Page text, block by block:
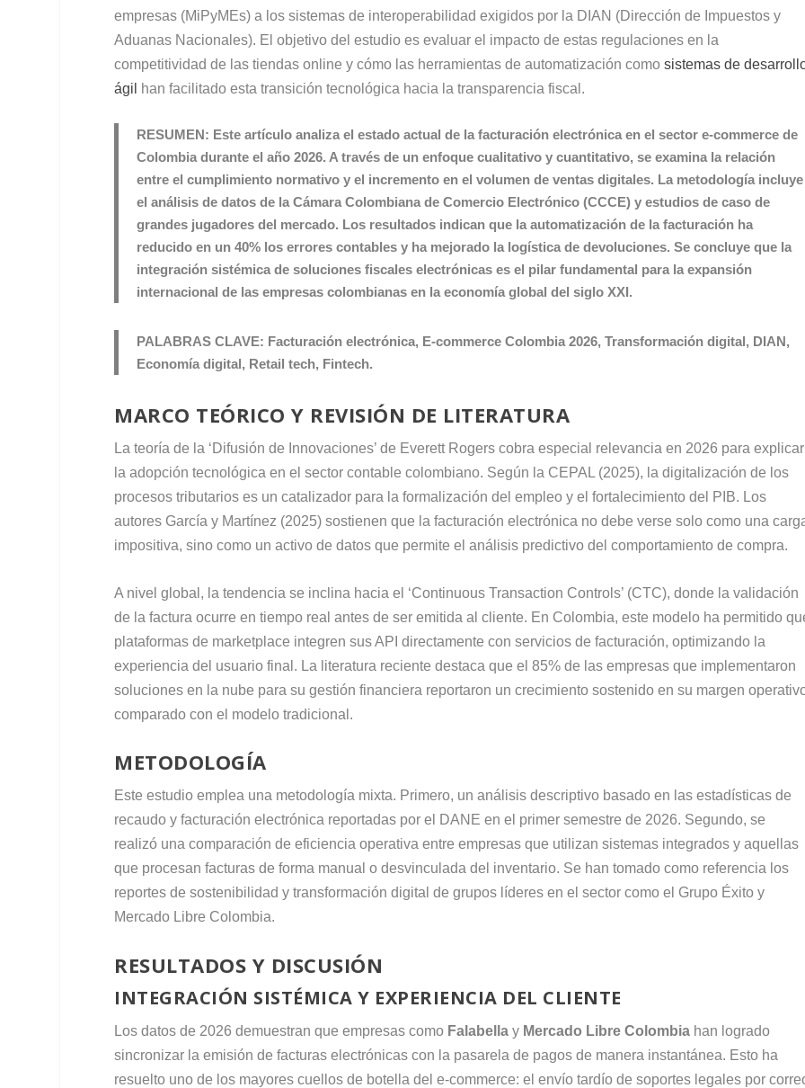
empresas (MiPyMEs) a los sistemas de interoperabilidad exigidos por la DIAN (Dirección de Impuestos y
Aduanas Nacionales). El objetivo del estudio es evaluar el impacto de estas regulaciones en la
competitividad de las tiendas online y cómo las herramientas de automatización comosistemas de
ágil
han facilitado esta transición tecnológica hacia la transparencia fiscal.
RESUMEN: Este artículo analiza el estado actual de la facturación electrónica en el sector e-commerce de
Colombia durante el año 2026. A través de un enfoque cualitativo y cuantitativo, se examina la relación
entre el cumplimiento normativo y el incremento en el volumen de ventas digitales. La metodología incluye
el análisis de datos de la Cámara Colombiana de Comercio Electrónico (CCCE) y estudios de caso de
grandes jugadores del mercado. Los resultados indican que la automatización de la facturación ha
reducido en un 40% los errores contables y ha mejorado la logística de devoluciones. Se concluye que la
integración sistémica de soluciones fiscales electrónicas es el pilar fundamental para la expansión
internacional de las empresas colombianas en la economía global del siglo XXI.
PALABRAS CLAVE: Facturación electrónica, E-commerce Colombia 2026, Transformación digital, DIAN,
Economía digital, Retail tech, Fintech.
MARCO TEÓRICO Y REVISIÓN DE LITERATURA
La teoría de la ‘Difusión de Innovaciones’ de Everett Rogers cobra especial relevancia en 2026 para explicar
la adopción tecnológica en el sector contable colombiano. Según la CEPAL (2025), la digitalización de los
procesos tributarios es un catalizador para la formalización del empleo y el fortalecimiento del PIB. Los
autores García y Martínez (2025) sostienen que la facturación electrónica no debe verse solo como una
impositiva, sino como un activo de datos que permite el análisis predictivo del comportamiento de compra.
A nivel global, la tendencia se inclina hacia el ‘Continuous Transaction Controls’ (CTC), donde la validación
de la factura ocurre en tiempo real antes de ser emitida al cliente. En Colombia, este modelo ha permitido
plataformas de marketplace integren sus API directamente con servicios de facturación, optimizando la
experiencia del usuario final. La literatura reciente destaca que el 85% de las empresas que implementaron
soluciones en la nube para su gestión financiera reportaron un crecimiento sostenido en su margen
comparado con el modelo tradicional.
METODOLOGÍA
Este estudio emplea una metodología mixta. Primero, un análisis descriptivo basado en las estadísticas de
recaudo y facturación electrónica reportadas por el DANE en el primer semestre de 2026. Segundo, se
realizó una comparación de eficiencia operativa entre empresas que utilizan sistemas integrados y aquellas
que procesan facturas de forma manual o desvinculada del inventario. Se han tomado como referencia los
reportes de sostenibilidad y transformación digital de grupos líderes en el sector como el Grupo Éxito y
Mercado Libre Colombia.
RESULTADOS Y DISCUSIÓN
INTEGRACIÓN SISTÉMICA Y EXPERIENCIA DEL CLIENTE
Los datos de 2026 demuestran que empresas como Falabella y Mercado Libre Colombia han logrado
sincronizar la emisión de facturas electrónicas con la pasarela de pagos de manera instantánea. Esto ha
resuelto uno de los mayores cuellos de botella del e-commerce: el envío tardío de soportes legales por